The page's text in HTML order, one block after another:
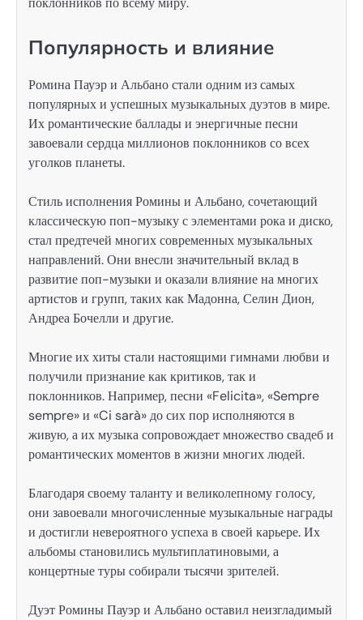
Популярность и влияние
Ромина Пауэр и Альбано стали одним из самых
популярных и успешных музыкальных дуэтов в мире.
Их романтические баллады и энергичные песни
завоевали сердца миллионов поклонников со всех
уголков планеты.
Стиль исполнения Ромины и Альбано, сочетающий
классическую поп-музыку с элементами рока и диско,
стал предтечей многих современных музыкальных
направлений. Они внесли значительный вклад в
развитие поп-музыки и оказали влияние на многих
артистов и групп, таких как Мадонна, Селин Дион,
Андреа Бочелли и другие.
Многие их хиты стали настоящими гимнами любви и
получили признание как критиков, так и
поклонников. Например, песни «Felicita», «Sempre
sempre» и «Ci sarà» до сих пор исполняются в
живую, а их музыка сопровождает множество свадеб и
романтических моментов в жизни многих людей.
Благодаря своему таланту и великолепному голосу,
они завоевали многочисленные музыкальные награды
и достигли невероятного успеха в своей карьере. Их
альбомы становились мультиплатиновыми, а
концертные туры собирали тысячи зрителей.
Дуэт Ромины Пауэр и Альбано оставил неизгладимый